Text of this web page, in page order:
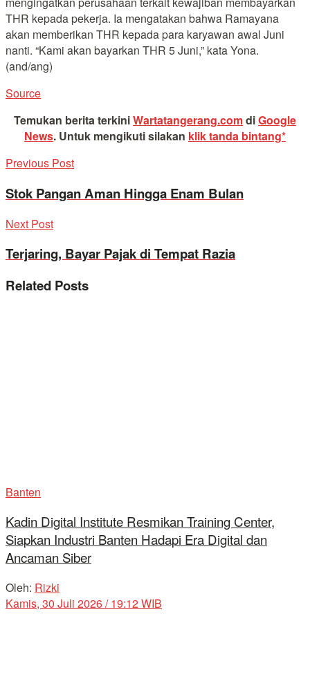
THR kepada pekerja. Ia mengatakan bahwa Ramayana
akan memberikan THR kepada para karyawan awal Juni
nanti. “Kami akan bayarkan THR 5 Juni,” kata Yona.
(and/ang)
Source
Temukan berita terkiniWartatangerang.comdiGoogle
News. Untuk mengikuti silakan klik tanda bintang*
Previous Post
Stok Pangan Aman Hingga Enam Bulan
Next Post
Terjaring, Bayar Pajak di Tempat Razia
Related Posts
Banten
Kadin Digital Institute Resmikan Training Center,
Siapkan Industri Banten Hadapi Era Digital dan
Ancaman Siber
Oleh: Rizki
Kamis, 30 Juli 2026 / 19:12 WIB